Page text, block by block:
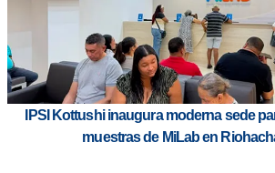
IPSI Kottushi inaugura moderna sede
muestras de MiLab en